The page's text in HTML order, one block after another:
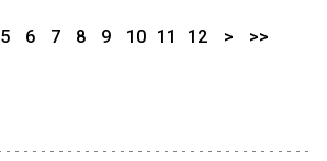
5 6 7 8 9 10 11 12 > >>